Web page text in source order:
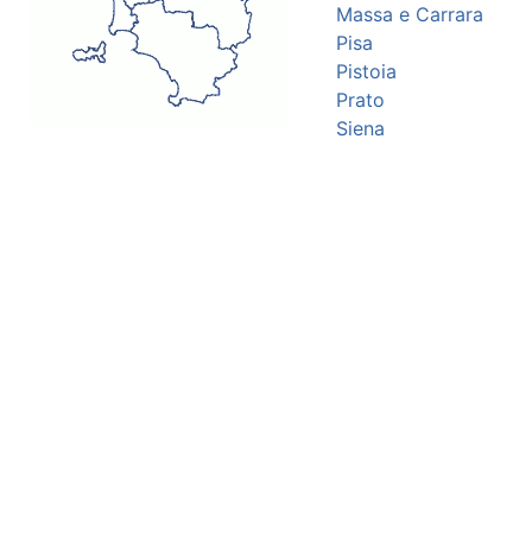
Massa e Carrara
Pisa
Pistoia
Prato
Siena